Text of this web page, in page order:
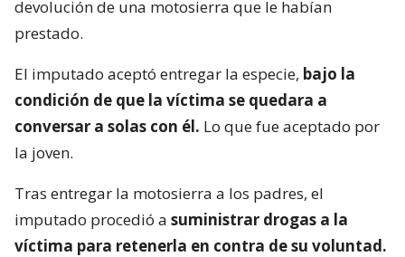
devolución de una motosierra que le habían
prestado.
El imputado aceptó entregar la especie, bajo la
condición de que la víctima se quedara a
conversar a solas con él. Lo que fue aceptado por
la joven.
Tras entregar la motosierra a los padres, el
imputado procedió a suministrar drogas a la
víctima para retenerla en contra de su voluntad.